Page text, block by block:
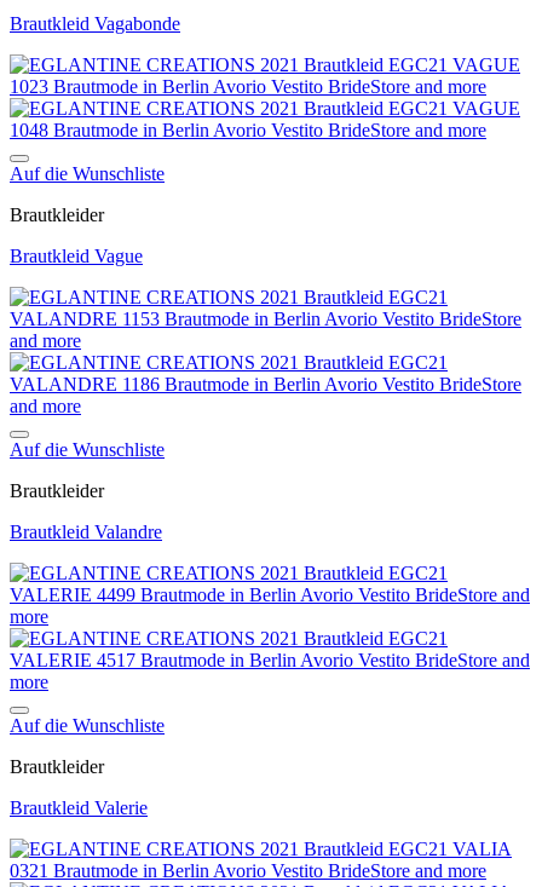
Brautkleid Vagabonde
Auf die Wunschliste
Brautkleider
Brautkleid Vague
Auf die Wunschliste
Brautkleider
Brautkleid Valandre
Auf die Wunschliste
Brautkleider
Brautkleid Valerie